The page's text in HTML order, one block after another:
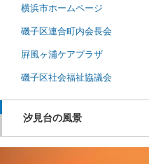
横浜市ホームページ
磯子区連合町内会長会
屛風ヶ浦ケアプラザ
磯子区社会福祉協議会
汐見台の風景